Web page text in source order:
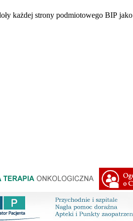
każdej strony podmiotowego BIP jako